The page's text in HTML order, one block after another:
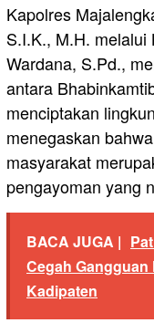
Kapolres
S.I.K., M.H.
Wardana, S.Pd.,
antara
menciptakan
menegaskan
masyarakat
pengayoman yang
BACA JUGA |
Cegah
Kadipaten